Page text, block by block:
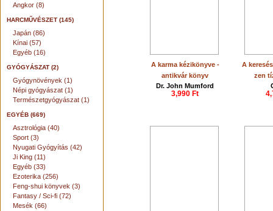
Angkor (8)
HARCMŰVÉSZET (145)
Japán (86)
Kínai (57)
Egyéb (16)
GYÓGYÁSZAT (2)
Gyógynövények (1)
Népi gyógyászat (1)
Természetgyógyászat (1)
EGYÉB (669)
Asztrológia (40)
Sport (3)
Nyugati Gyógyítás (42)
Ji King (11)
Egyéb (33)
Ezoterika (256)
Feng-shui könyvek (3)
Fantasy / Sci-fi (72)
Mesék (66)
A karma kézikönyve -
antikvár könyv
Dr. John Mumford
3,990 Ft
A
zen